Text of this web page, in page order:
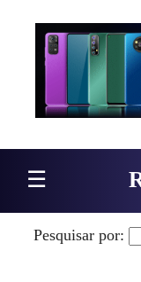
Pular para o conteúdo
☰
Pesquisar por: